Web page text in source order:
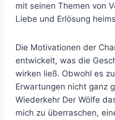
mit seinen Themen von
Liebe und Erlösung
Die Motivationen der
entwickelt, was die
wirken ließ. Obwohl es
Erwartungen nicht ganz
Wiederkehr Der Wölfe
mich zu überraschen,